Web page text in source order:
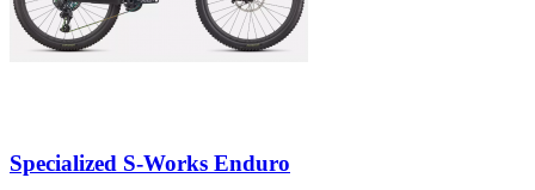
Specialized S-Works Enduro